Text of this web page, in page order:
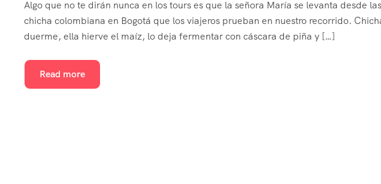
Algo que no te dirán nunca en los tours es que la señora María se levanta desde
chicha colombiana en Bogotá que los viajeros prueban en nuestro recorrido.
duerme, ella hierve el maíz, lo deja fermentar con cáscara de piña y […]
Read more